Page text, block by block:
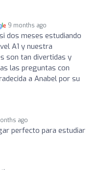
9 months ago
dos meses estudiando
A1 y nuestra
son tan divertidas y
las preguntas con
a Anabel por su
ago
perfecto para estudiar